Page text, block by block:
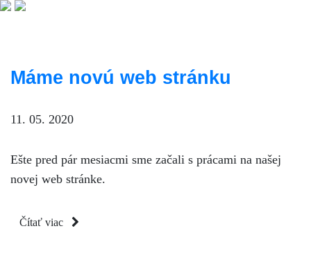
Máme novú web stránku
11. 05. 2020
Ešte pred pár mesiacmi sme začali s prácami na našej
novej web stránke.
Čítať viac